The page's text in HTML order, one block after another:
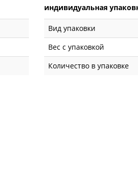
индивидуальная
Вид упаковки
Вес с упаковкой
Количество в упаковке